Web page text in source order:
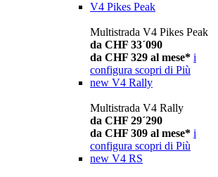
V4 Pikes Peak
Multistrada V4 Pikes Peak
da CHF 33´090
da CHF 329 al mese* i
configura scopri di Più
new V4 Rally
Multistrada V4 Rally
da CHF 29´290
da CHF 309 al mese* i
configura scopri di Più
new V4 RS